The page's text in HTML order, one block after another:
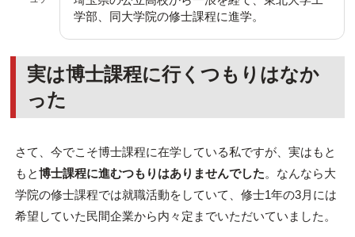
学部、同大学院の修士課程に進学。
実は博士課程に行くつもりはなか
った
さて、今でこそ博士課程に在学している私ですが、実はもと
もと博士課程に進むつもりはありませんでした。なんなら大
学院の修士課程では就職活動をしていて、修士1年の3月には
希望していた民間企業から内々定までいただいていました。